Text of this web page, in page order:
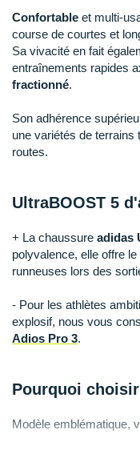
Confortable et multi-
course de courtes et
Sa vivacité en fait
entraînements rapides
fractionné.
Son adhérence
une variétés de
routes.
UltraBOOST 5
+ La chaussure adidas
polyvalence, elle offre
runneuses lors des
- Pour les athlètes
explosif, nous vous
Adios Pro 3.
Pourquoi
Modèle emblématique,
Saucony
Saxx
Scott
Sidas
Smoon
Speedo
Suunto
Ta Energy